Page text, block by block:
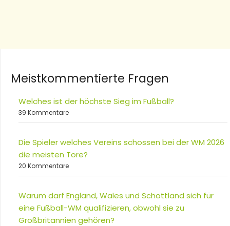
Meistkommentierte Fragen
Welches ist der höchste Sieg im Fußball?
39 Kommentare
Die Spieler welches Vereins schossen bei der WM 2026
die meisten Tore?
20 Kommentare
Warum darf England, Wales und Schottland sich für
eine Fußball-WM qualifizieren, obwohl sie zu
Großbritannien gehören?